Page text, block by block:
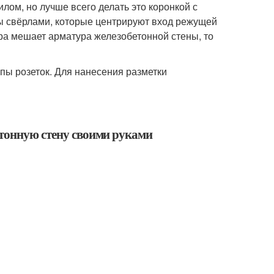
но лучше всего делать это коронкой с
которые центрируют вход режущей
мешает арматура железобетонной стены, то
розеток. Для нанесения разметки
стену своими руками